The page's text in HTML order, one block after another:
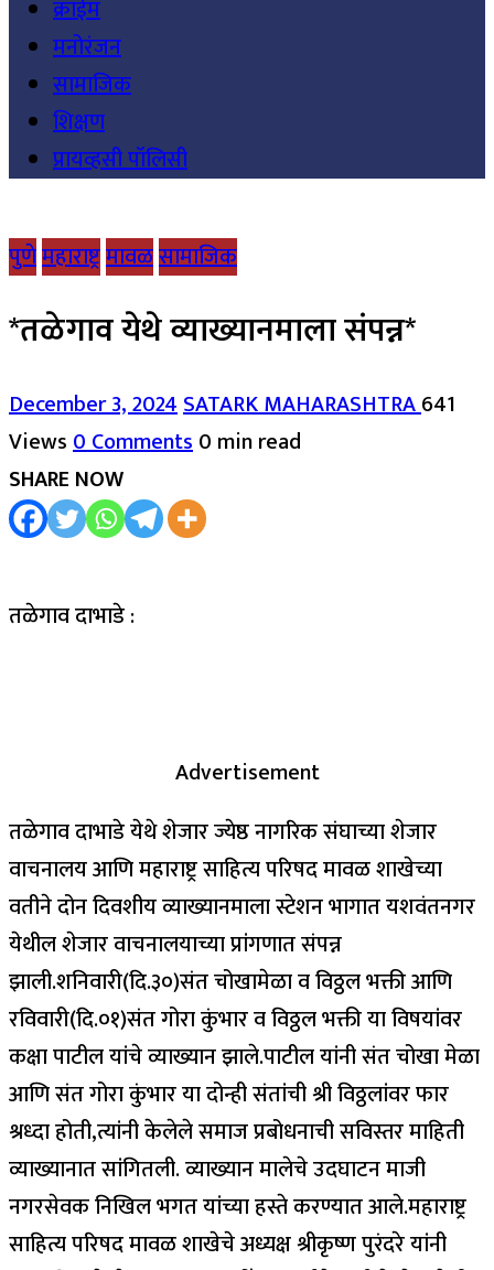
क्राईम
मनोरंजन
सामाजिक
शिक्षण
प्रायव्हसी पॉलिसी
पुणेमहाराष्ट्रमावळसामाजिक
*तळेगाव येथे व्याख्यानमाला संपन्न*
December 3, 2024SATARK MAHARASHTRA641
Views0 Comments0 min read
SHARE NOW
तळेगाव दाभाडे :
Advertisement
तळेगाव दाभाडे येथे शेजार ज्येष्ठ नागरिक संघाच्या शेजार
वाचनालय आणि महाराष्ट्र साहित्य परिषद मावळ शाखेच्या
वतीने दोन दिवशीय व्याख्यानमाला स्टेशन भागात यशवंतनगर
येथील शेजार वाचनालयाच्या प्रांगणात संपन्न
झाली.शनिवारी(दि.३०)संत चोखामेळा व विठ्ठल भक्ती आणि
रविवारी(दि.०१)संत गोरा कुंभार व विठ्ठल भक्ती या विषयांवर
कक्षा पाटील यांचे व्याख्यान झाले.पाटील यांनी संत चोखा मेळा
आणि संत गोरा कुंभार या दोन्ही संतांची श्री विठ्ठलांवर फार
श्रध्दा होती,त्यांनी केलेले समाज प्रबोधनाची सविस्तर माहिती
व्याख्यानात सांगितली. व्याख्यान मालेचे उदघाटन माजी
नगरसेवक निखिल भगत यांच्या हस्ते करण्यात आले.महाराष्ट्र
साहित्य परिषद मावळ शाखेचे अध्यक्ष श्रीकृष्ण पुरंदरे यांनी